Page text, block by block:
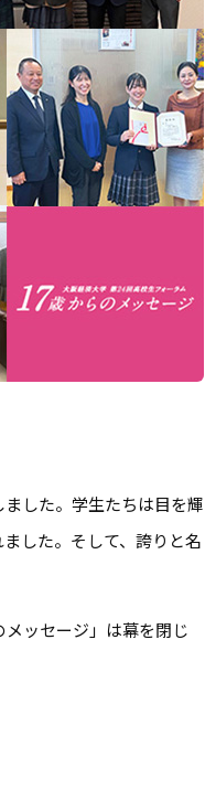
した。学生たちは目を輝
した。そして、誇りと名
ッセージ」は幕を閉じ